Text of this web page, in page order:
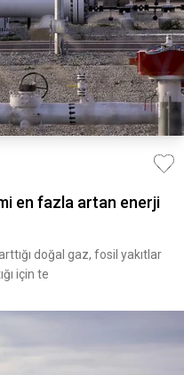
en fazla artan enerji
doğal gaz, fosil yakıtlar
için te